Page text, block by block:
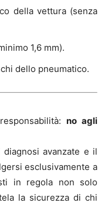
della vettura (senza
1,6 mm).
dello pneumatico.
no agli
diagnosi avanzate e il
esclusivamente a
in regola non solo
la sicurezza di chi